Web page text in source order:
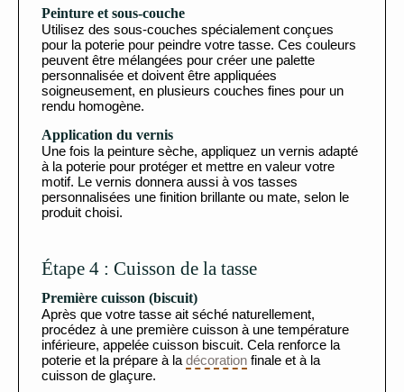
Peinture et sous-couche
Utilisez des sous-couches spécialement conçues
pour la poterie pour peindre votre tasse. Ces couleurs
peuvent être mélangées pour créer une palette
personnalisée et doivent être appliquées
soigneusement, en plusieurs couches fines pour un
rendu homogène.
Application du vernis
Une fois la peinture sèche, appliquez un vernis adapté
à la poterie pour protéger et mettre en valeur votre
motif. Le vernis donnera aussi à vos tasses
personnalisées une finition brillante ou mate, selon le
produit choisi.
Étape 4 : Cuisson de la tasse
Première cuisson (biscuit)
Après que votre tasse ait séché naturellement,
procédez à une première cuisson à une température
inférieure, appelée cuisson biscuit. Cela renforce la
poterie et la prépare à la décoration finale et à la
cuisson de glaçure.